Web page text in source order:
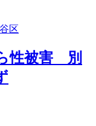
性被害 別